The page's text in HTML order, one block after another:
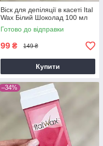
Віск для депіляції в касеті Ital
Wax Білий Шоколад 100 мл
Готово до відправки
99 ₴ 149 ₴
Купити
–34%